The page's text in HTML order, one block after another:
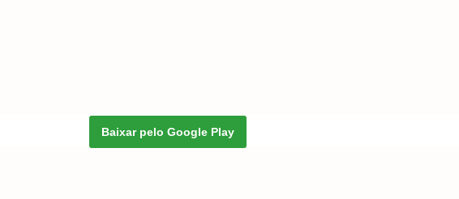
Baixar pelo Google Play